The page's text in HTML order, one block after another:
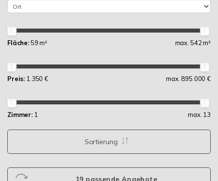
Fläche:59 m² max. 542 m²
Preis: 1.350 € max. 895.000 €
Zimmer: 1 max. 13
Sortierung
19 passende Angebote